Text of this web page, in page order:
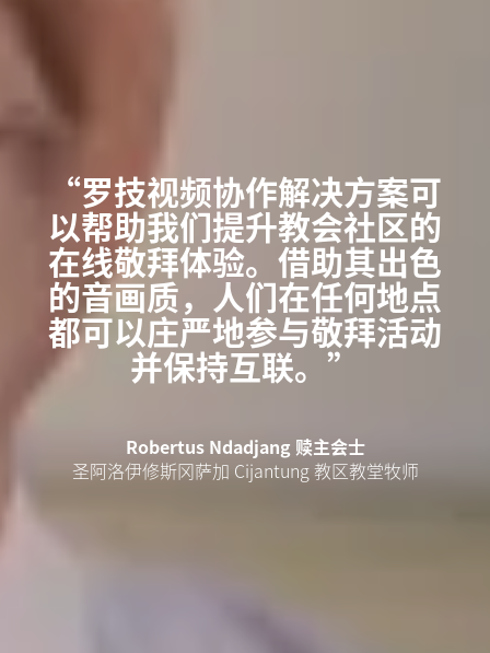
“罗技视频协作解决方案可
以帮助我们提升教会社区的
在线敬拜体验。借助其出色
的音画质，人们在任何地点
都可以庄严地参与敬拜活动
并保持互联。”
Robertus Ndadjang 赎主会士
圣阿洛伊修斯冈萨加 Cijantung 教区教堂牧师